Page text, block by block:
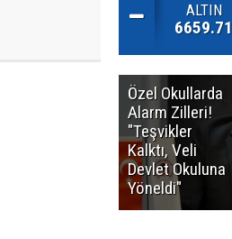
ALTIN
6659.71
Özel Okullarda
Alarm Zilleri!
"Teşvikler
Kalktı, Veli
Devlet Okuluna
Yöneldi"